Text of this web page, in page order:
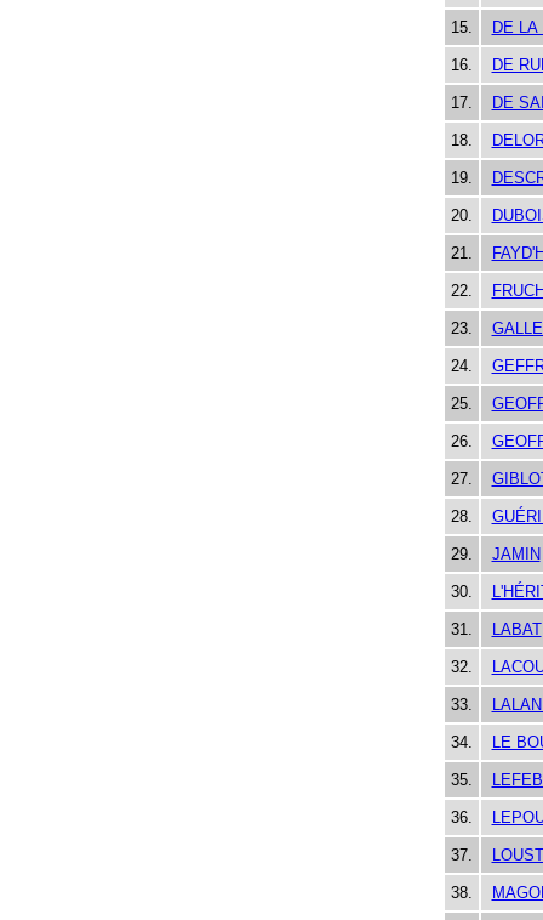
15. DE LA
16. DE
17. DE
18.
19.
20.
21.
22.
23.
24.
25.
26.
27.
28.
29. JAMIN
30.
31. LABAT
32.
33.
34. LE
35.
36.
37.
38.